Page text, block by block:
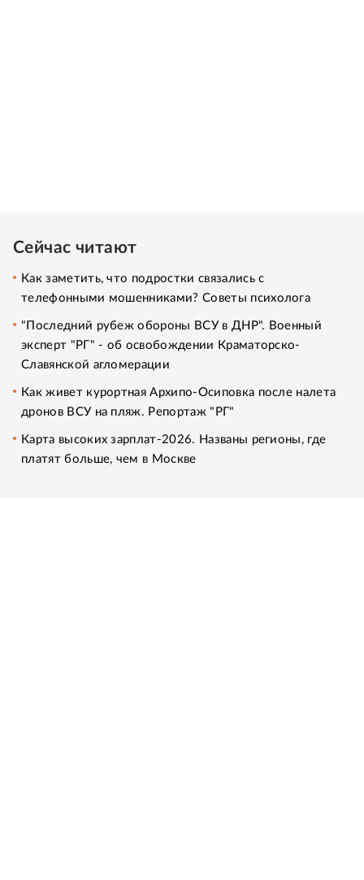
Сейчас читают
Как заметить, что подростки связались с
телефонными мошенниками? Советы психолога
"Последний рубеж обороны ВСУ в ДНР". Военный
эксперт "РГ" - об освобождении Краматорско-
Славянской агломерации
Как живет курортная Архипо-Осиповка после налета
дронов ВСУ на пляж. Репортаж "РГ"
Карта высоких зарплат-2026. Названы регионы, где
платят больше, чем в Москве